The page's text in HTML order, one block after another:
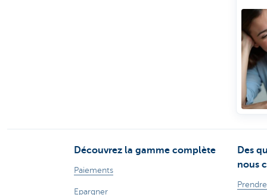
à
Découvrez la gamme complète
Paiements
Epargner
Des
nous